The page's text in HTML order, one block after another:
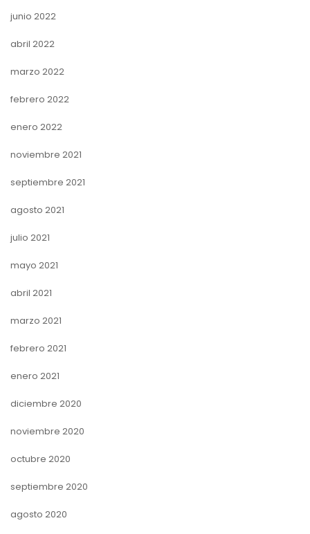
junio 2022
abril 2022
marzo 2022
febrero 2022
enero 2022
noviembre 2021
septiembre 2021
agosto 2021
julio 2021
mayo 2021
abril 2021
marzo 2021
febrero 2021
enero 2021
diciembre 2020
noviembre 2020
octubre 2020
septiembre 2020
agosto 2020